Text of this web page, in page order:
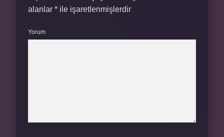
alanlar * ile işaretlenmişlerdir
Yorum